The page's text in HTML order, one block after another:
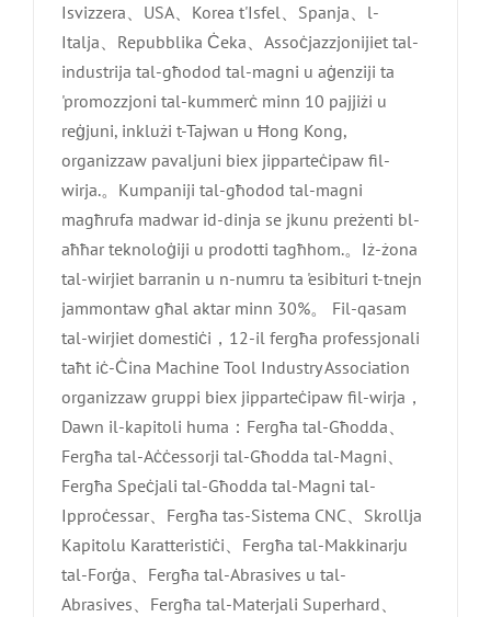
Isvizzera、USA、Korea t'Isfel、Spanja、l-
Italja、Repubblika Ċeka、Assoċjazzjonijiet tal-
industrija tal-għodod tal-magni u aġenziji ta
'promozzjoni tal-kummerċ minn 10 pajjiżi u
reġjuni, inklużi t-Tajwan u Ħong Kong,
organizzaw pavaljuni biex jipparteċipaw fil-
wirja.。Kumpaniji tal-għodod tal-magni
magħrufa madwar id-dinja se jkunu preżenti bl-
aħħar teknoloġiji u prodotti tagħhom.。Iż-żona
tal-wirjiet barranin u n-numru ta 'esibituri t-tnejn
jammontaw għal aktar minn 30%。 Fil-qasam
tal-wirjiet domestiċi，12-il fergħa professjonali
taħt iċ-Ċina Machine Tool Industry Association
organizzaw gruppi biex jipparteċipaw fil-wirja，
Dawn il-kapitoli huma：Fergħa tal-Għodda、
Fergħa tal-Aċċessorji tal-Għodda tal-Magni、
Fergħa Speċjali tal-Għodda tal-Magni tal-
Ipproċessar、Fergħa tas-Sistema CNC、Skrollja
Kapitolu Karatteristiċi、Fergħa tal-Makkinarju
tal-Forġa、Fergħa tal-Abrasives u tal-
Abrasives、Fergħa tal-Materjali Superhard、